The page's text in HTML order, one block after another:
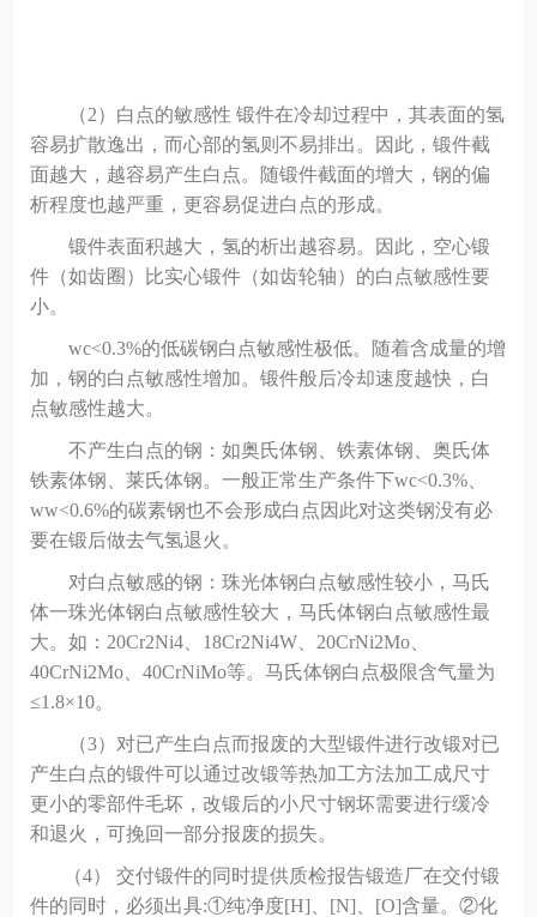
（2）白点的敏感性 锻件在冷却过程中，其表面的氢
容易扩散逸出，而心部的氢则不易排出。因此，锻件截
面越大，越容易产生白点。随锻件截面的增大，钢的偏
析程度也越严重，更容易促进白点的形成。
锻件表面积越大，氢的析出越容易。因此，空心锻
件（如齿圈）比实心锻件（如齿轮轴）的白点敏感性要
小。
wc<0.3%的低碳钢白点敏感性极低。随着含成量的增
加，钢的白点敏感性增加。锻件般后冷却速度越快，白
点敏感性越大。
不产生白点的钢：如奥氏体钢、铁素体钢、奥氏体
铁素体钢、莱氏体钢。一般正常生产条件下wc<0.3%、
ww<0.6%的碳素钢也不会形成白点因此对这类钢没有必
要在锻后做去气氢退火。
对白点敏感的钢：珠光体钢白点敏感性较小，马氏
体一珠光体钢白点敏感性较大，马氏体钢白点敏感性最
大。如： 20Cr2Ni4、18Cr2Ni4W、20CrNi2Mo、
40CrNi2Mo、40CrNiMo等。马氏体钢白点极限含气量为
≤1.8×10。
（3）对已产生白点而报废的大型锻件进行改锻对已
产生白点的锻件可以通过改锻等热加工方法加工成尺寸
更小的零部件毛坏，改锻后的小尺寸钢坏需要进行缓冷
和退火，可挽回一部分报废的损失。
（4） 交付锻件的同时提供质检报告锻造厂在交付锻
件的同时，必须出具:①纯净度[H]、[N]、[O]含量。②化